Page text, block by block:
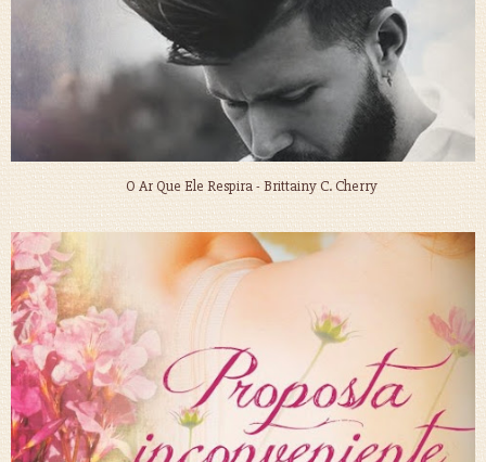
O Ar Que Ele Respira - Brittainy C. Cherry